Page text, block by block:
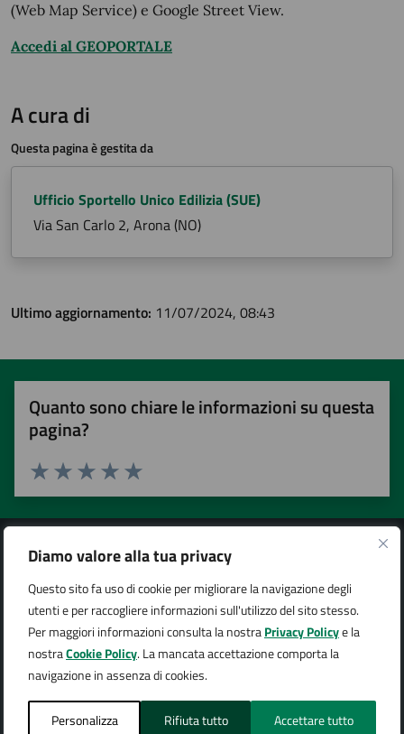
Diamo valore alla tua privacy
Questo sito fa uso di cookie per migliorare la navigazione degli
utenti e per raccogliere informazioni sull'utilizzo del sito stesso.
Per maggiori informazioni consulta la nostraPrivacy Policye la
nostraCookie Policy. La mancata accettazione comporta la
navigazione in assenza di cookies.
Personalizza Rifiuta tutto Accettare tutto
(Web Map Service) e Google Street View.
Accedi al GEOPORTALE
A cura di
Questa pagina è gestita da
Ufficio Sportello Unico Edilizia (SUE)
Via San Carlo 2, Arona (NO)
Ultimo aggiornamento: 11/07/2024, 08:43
Quanto sono chiare le informazioni su questa
pagina?
Valuta 5 stelle su 5
Valuta 4 stelle su 5
Valuta 3 stelle su 5
Valuta 2 stelle su 5
Valuta 1 stelle su 5
Città di Arona
AMMINISTRAZIONE